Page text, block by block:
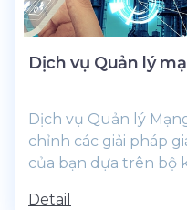
Dịch vụ Quản lý
Dịch vụ Quản lý
chỉnh các giải pháp
của bạn dựa trên bộ
Detail